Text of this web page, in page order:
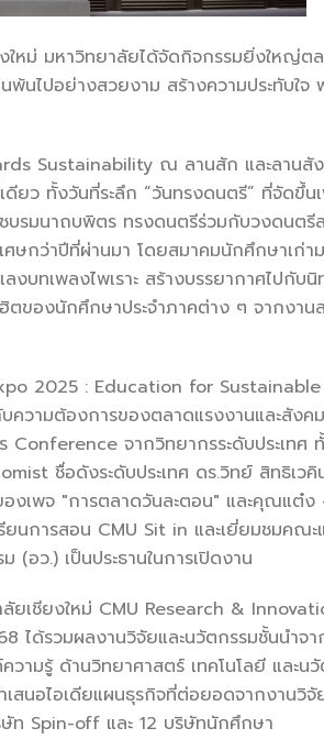
ม่ มหาวิทยาลัยได้จัดกิจกรรมยิ่งใหญ่ต
นไปอย่างสวยงาม สร้างความประทับใจ
Sustainability ณ ลานสัก และลานสั
ยว ทั้งวันที่ระลึก “วันทรงดนตรี” ที่จัดขึ้น
บรมนาถบพิตร ทรงดนตรีร่วมกับวงดนต
ษกว่าปีที่ผ่านมา โดยสมาคมนักศึกษาเก่า
บทเพลงไพเราะ สร้างบรรยากาศไปกับนิ
ของนักศึกษาประจำภาคต่าง ๆ จากงา
: Education for Sustainable
ความต้องการของตลาดแรงงานและสัง
Conference จากวิทยากรระดับประเท
ชื่อดังระดับประเทศ ดร.วิทย์ สิทธิเ
เพจ "การตลาดวันละตอน" และคุณแต๋ง
นการสอน CMU Sit in และเยี่ยมชมคณ
อว.) เป็นประธานในการเปิดงาน
ชียงใหม่ CMU Research &
ได้รวมผลงานวิจัยและนวัตกรรมชั้นนำจ
ามรู้ ด้านวิทยาศาสตร์ เทคโนโลยี และน
อไอเดียแผนธุรกิจที่ต่อยอดจากงานวิจั
ท Spin-off และ 12 บริษัทนักศึกษา